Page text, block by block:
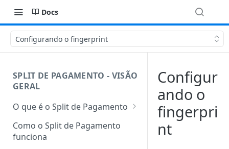
Docs
Configurando o fingerprint
SPLIT DE PAGAMENTO - VISÃO
GERAL
O que é o Split de Pagamento
Glossário
Como o Split de Pagamento
funciona
Configur
ando o
fingerpri
nt